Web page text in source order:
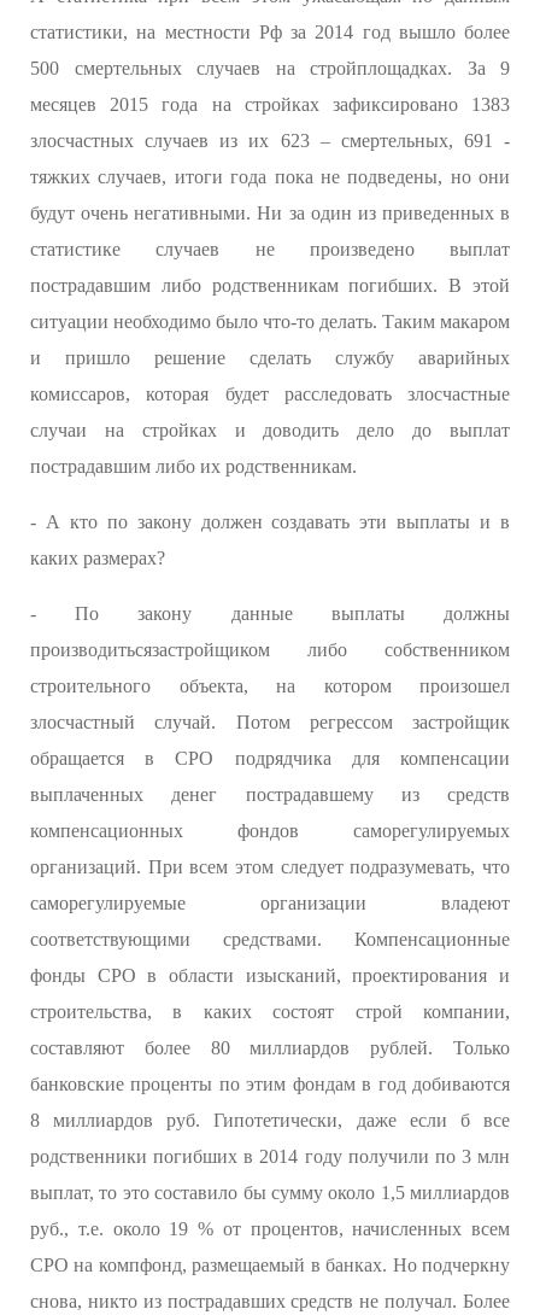
статистики, на местности Рф за 2014 год вышло более
500 смертельных случаев на стройплощадках. За 9
месяцев 2015 года на стройках зафиксировано 1383
злосчастных случаев из их 623 – смертельных, 691 -
тяжких случаев, итоги года пока не подведены, но они
будут очень негативными. Ни за один из приведенных в
статистике случаев не произведено выплат
пострадавшим либо родственникам погибших. В этой
ситуации необходимо было что-то делать. Таким макаром
и пришло решение сделать службу аварийных
комиссаров, которая будет расследовать злосчастные
случаи на стройках и доводить дело до выплат
пострадавшим либо их родственникам.
- А кто по закону должен создавать эти выплаты и в
каких размерах?
- По закону данные выплаты должны
производитьсязастройщиком либо собственником
строительного объекта, на котором произошел
злосчастный случай. Потом регрессом застройщик
обращается в СРО подрядчика для компенсации
выплаченных денег пострадавшему из средств
компенсационных фондов саморегулируемых
организаций. При всем этом следует подразумевать, что
саморегулируемые организации владеют
соответствующими средствами. Компенсационные
фонды СРО в области изысканий, проектирования и
строительства, в каких состоят строй компании,
составляют более 80 миллиардов рублей. Только
банковские проценты по этим фондам в год добиваются
8 миллиардов руб. Гипотетически, даже если б все
родственники погибших в 2014 году получили по 3 млн
выплат, то это составило бы сумму около 1,5 миллиардов
руб., т.е. около 19 % от процентов, начисленных всем
СРО на компфонд, размещаемый в банках. Но подчеркну
снова, никто из пострадавших средств не получал. Более